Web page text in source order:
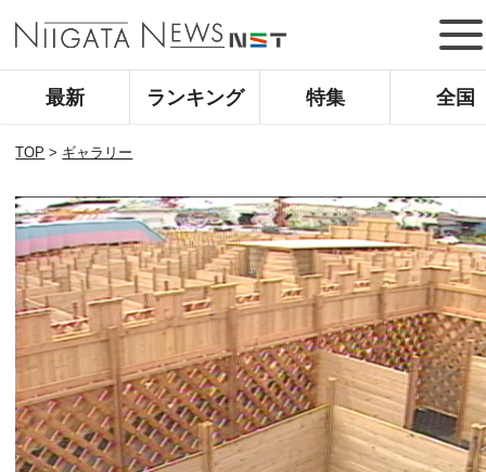
最新 ランキング 特集 全国
TOP > ギャラリー